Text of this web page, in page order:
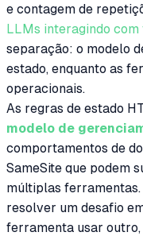
e contagem de
LLMs interagindo
separação: o modelo
estado, enquanto as
operacionais.
As regras de estado
modelo de
comportamentos de
SameSite que podem
múltiplas
resolver um desafio
ferramenta usar